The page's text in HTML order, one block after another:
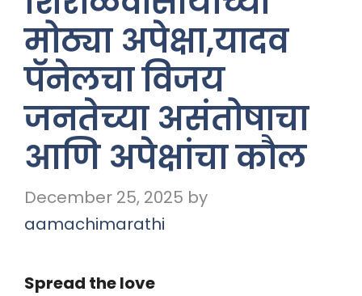
मोठ्या अपेक्षा,यादव
पॅनेलचा विजय
जनतेच्या असंतोषाचा
आणि अपेक्षांचा कौल
December 25, 2025 by
aamachimarathi
Spread the love